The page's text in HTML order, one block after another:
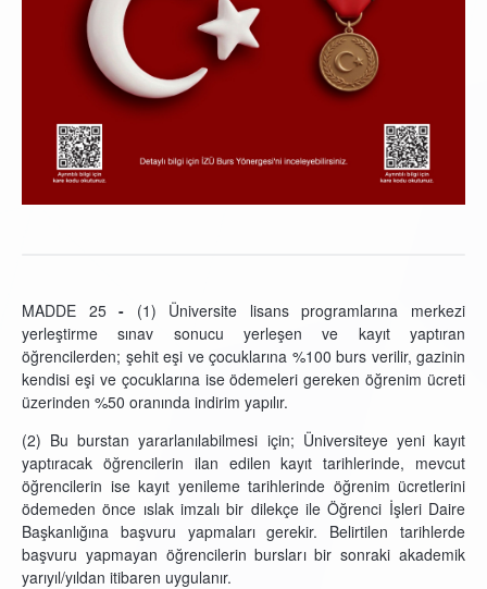
MADDE 25- (1) Üniversite lisans programlarına merkezi
yerleştirme sınav sonucu yerleşen ve kayıt yaptıran
öğrencilerden; şehit eşi ve çocuklarına %100 burs verilir, gazinin
kendisi eşi ve çocuklarına ise ödemeleri gereken öğrenim ücreti
üzerinden %50 oranında indirim yapılır.
(2) Bu burstan yararlanılabilmesi için; Üniversiteye yeni kayıt
yaptıracak öğrencilerin ilan edilen kayıt tarihlerinde, mevcut
öğrencilerin ise kayıt yenileme tarihlerinde öğrenim ücretlerini
ödemeden önce ıslak imzalı bir dilekçe ile Öğrenci İşleri Daire
Başkanlığına başvuru yapmaları gerekir. Belirtilen tarihlerde
başvuru yapmayan öğrencilerin bursları bir sonraki akademik
yarıyıl/yıldan itibaren uygulanır.